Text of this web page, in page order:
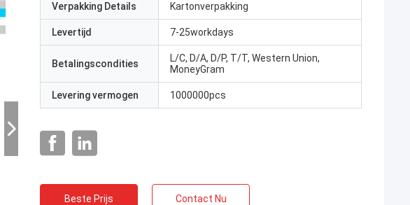
Verpakking Details Kartonverpakking
Levertijd 7-25workdays
Betalingscondities
L/C, D/A, D/P, T/T, Western Union,
MoneyGram
Levering vermogen 1000000pcs
Beste Prijs Contact Nu